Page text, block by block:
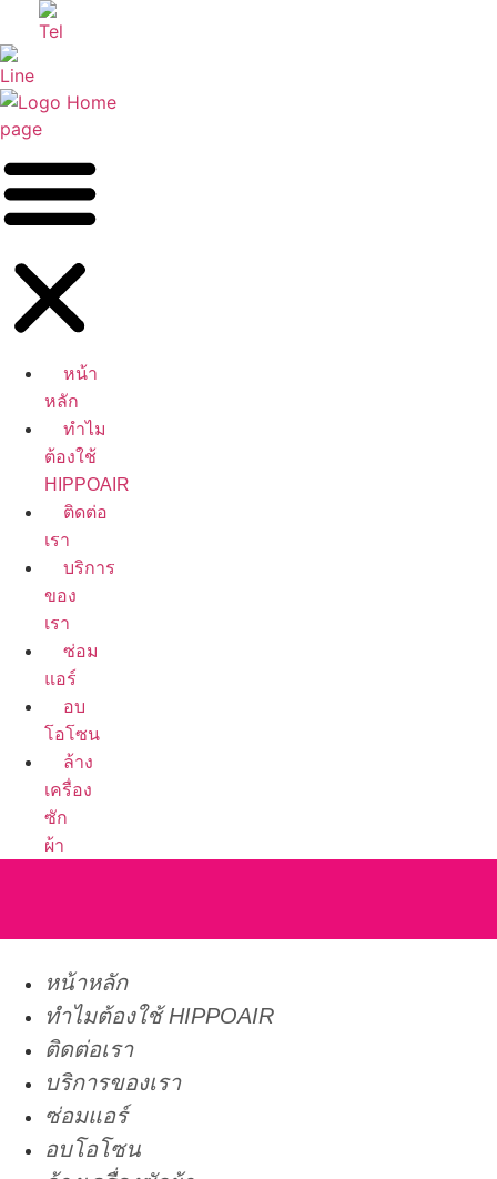
to
content
หน้า
หลัก
ทำไม
ต้องใช้
HIPPOAIR
ติดต่อ
เรา
บริการ
ของ
เรา
ซ่อม
แอร์
อบ
โอโซน
ล้าง
เครื่อง
ซัก
ผ้า
หน้าหลัก
ทำไมต้องใช้ HIPPOAIR
ติดต่อเรา
บริการของเรา
ซ่อมแอร์
อบโอโซน